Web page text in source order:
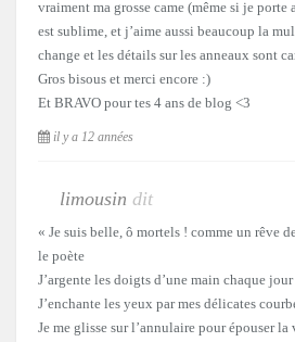
vraiment ma grosse came (même si je porte
est sublime, et j’aime aussi beaucoup la
change et les détails sur les anneaux sont
Gros bisous et merci encore :)
Et BRAVO pour tes 4 ans de blog <3
il y a 12 années
limousin dit
« Je suis belle, ô mortels ! comme un rêve
le poète
J’argente les doigts d’une main chaque
J’enchante les yeux par mes délicates
Je me glisse sur l’annulaire pour épouser la